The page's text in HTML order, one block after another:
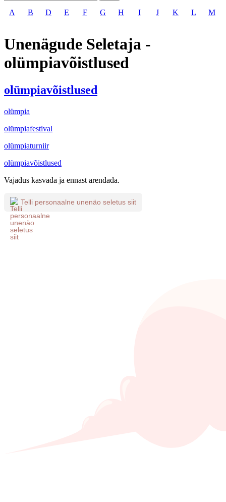
A B D E F G H I J K L M
Unenägude Seletaja -
olümpiavõistlused
olümpiavõistlused
olümpia
olümpiafestival
olümpiaturniir
olümpiavõistlused
Vajadus kasvada ja ennast arendada.
Telli personaalne unenäo seletus siit